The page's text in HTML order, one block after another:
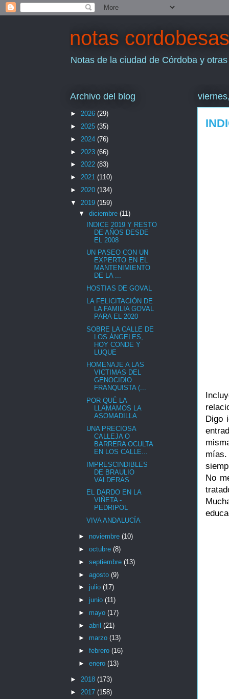
notas cordobesas
Notas de la ciudad de Córdoba y
Digo
mías.
No
Archivo del blog
► 2026 (29)
► 2025 (35)
► 2024 (76)
► 2023 (66)
► 2022 (83)
► 2021 (110)
► 2020 (134)
▼ 2019 (159)
▼ diciembre (11)
INDICE 2019 Y RESTO
DE AÑOS DESDE
EL 2008
UN PASEO CON UN
EXPERTO EN EL
MANTENIMIENTO
DE LA ...
HOSTIAS DE GOVAL
LA FELICITACIÓN DE
LA FAMILIA GOVAL
PARA EL 2020
SOBRE LA CALLE DE
LOS ÁNGELES,
HOY CONDE Y
LUQUE
HOMENAJE A LAS
VICTIMAS DEL
GENOCIDIO
FRANQUISTA (...
POR QUÉ LA
LLAMAMOS LA
ASOMADILLA
UNA PRECIOSA
CALLEJA O
BARRERA OCULTA
EN LOS CALLE...
IMPRESCINDIBLES
DE BRAULIO
VALDERAS
EL DARDO EN LA
VIÑETA -
PEDRIPOL
VIVA ANDALUCÍA
► noviembre (10)
► octubre (8)
► septiembre (13)
► agosto (9)
► julio (17)
► junio (11)
► mayo (17)
► abril (21)
► marzo (13)
► febrero (16)
► enero (13)
► 2018 (173)
► 2017 (158)